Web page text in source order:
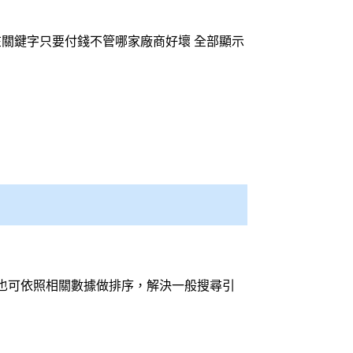
鍵字只要付錢不管哪家廠商好壞 全部顯示
可依照相關數據做排序，解決一般搜尋引